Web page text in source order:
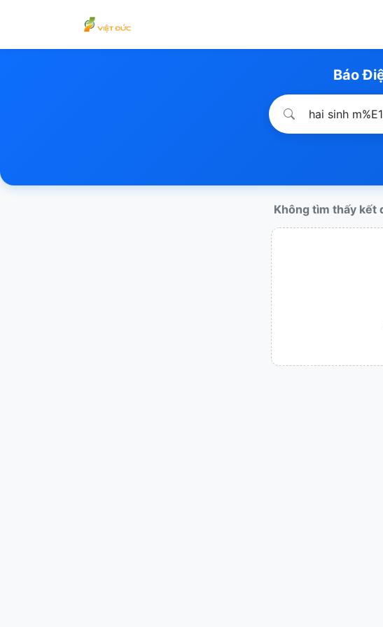
Báo
Không tìm thấy kết